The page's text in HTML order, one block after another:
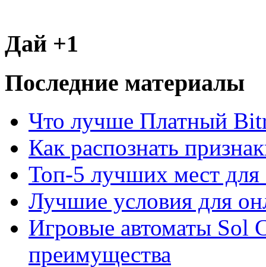
Дай +1
Последние материалы
Что лучше Платный
Как распознать
Топ-5 лучших мест для
Лучшие условия для
Игровые автоматы Sol
преимущества